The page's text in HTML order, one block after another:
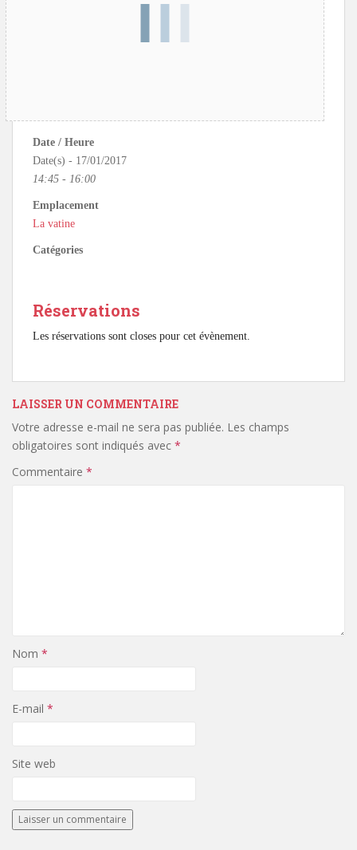
Date / Heure
Date(s) - 17/01/2017
14:45 - 16:00
Emplacement
La vatine
Catégories
Réservations
Les réservations sont closes pour cet évènement.
LAISSER UN COMMENTAIRE
Votre adresse e-mail ne sera pas publiée. Les champs
obligatoires sont indiqués avec *
Commentaire *
Nom *
E-mail *
Site web